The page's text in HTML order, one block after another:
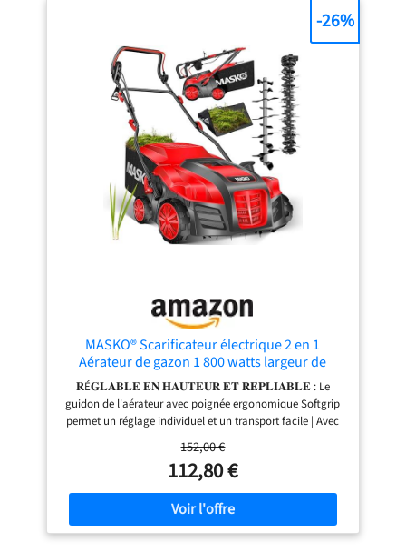
roulement à bille, éliminent les mauvaises herbes et la
mousse jusqu'à la racine. L'aérateur, lui aussi sur
roulement à billes, avec ses 42 griffes en acier inoxydable,
aèrent efficacement le sol. La profondeur de travail peut
être ajustée sur 3 niveaux, de manière à adapter le
scarificateur/aérateur parfaitement aux besoins du sol et
de la pelouse. Il est doté d'une position de transport, qui
protège aussi bien l'outil que le sol pendant le stockage. Le
scarificateur possède de grandes roues pour faciliter le
travail sur les terrains difficiles et limiter la dégradation de
la pelouse. Le sac de ramassage a une capacité de 28L.
MASKO® Scarificateur électrique 2 en 1
Aérateur de gazon 1 800 watts largeur de
travail 40 cm bac de ramassage 55 L incluant
rouleau de ventilation aérateur démousseur,
profondeur de travail, rouge
𝐑É𝐆𝐋𝐀𝐁𝐋𝐄 𝐄𝐍 𝐇𝐀𝐔𝐓𝐄𝐔𝐑 𝐄𝐓 𝐑𝐄𝐏𝐋𝐈𝐀𝐁𝐋𝐄 : Le
guidon de l'aérateur avec poignée ergonomique Softgrip
permet un réglage individuel et un transport facile | Avec
un bac de collecte pratique 𝐅𝐎𝐍𝐂𝐓𝐈𝐎𝐍 𝟐 𝐄𝐍 𝟏 : Avec un
rouleau de scarification et un rouleau d'aération, vous
pouvez aussi bien scarifier qu'aérer, chaque rouleau étant
facile à changer. 𝐑𝐎𝐔𝐋𝐄𝐀𝐔 𝐀𝐕𝐄𝐂 𝟐𝟎 𝐋𝐀𝐌𝐄𝐒 𝐄𝐍
𝐀𝐂𝐈𝐄𝐑 𝐄𝐓 𝟐𝟒 𝐏𝐎𝐈𝐍𝐓𝐄𝐒 À 𝐑𝐄𝐒𝐒𝐎𝐑𝐓 : Permet
d'éliminer sans effort la mousse, les mauvaises herbes et le
feutre du gazon. Le guidon réglable en hauteur s'adapte
152,00 €
112,80 €
-26%